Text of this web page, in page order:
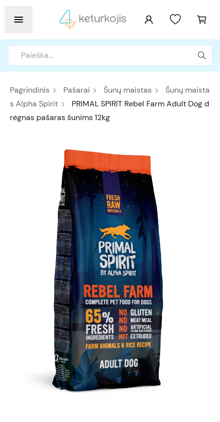
Pagrindinis Pašarai Šunų maistas
Šunų maista
s Alpha Spirit
PRIMAL SPIRIT Rebel Farm Adult Dog d
rėgnas pašaras šunims 12kg